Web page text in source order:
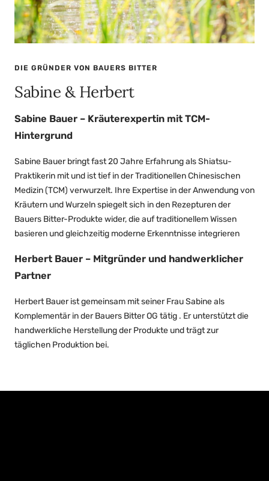
DIE GRÜNDER VON BAUERS BITTER
Sabine & Herbert
Sabine Bauer – Kräuterexpertin mit TCM-
Hintergrund
Sabine Bauer bringt fast 20 Jahre Erfahrung als Shiatsu-
Praktikerin mit und ist tief in der Traditionellen Chinesischen
Medizin (TCM) verwurzelt. Ihre Expertise in der Anwendung von
Kräutern und Wurzeln spiegelt sich in den Rezepturen der
Bauers Bitter-Produkte wider, die auf traditionellem Wissen
basieren und gleichzeitig moderne Erkenntnisse integrieren
Herbert Bauer – Mitgründer und handwerklicher
Partner
Herbert Bauer ist gemeinsam mit seiner Frau Sabine als
Komplementär in der Bauers Bitter OG tätig . Er unterstützt die
handwerkliche Herstellung der Produkte und trägt zur
täglichen Produktion bei.